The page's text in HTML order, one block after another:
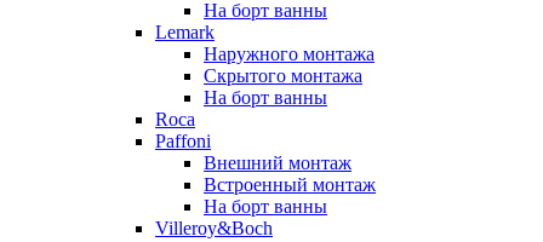
На борт ванны
Lemark
Наружного монтажа
Скрытого монтажа
На борт ванны
Roca
Paffoni
Внешний монтаж
Встроенный монтаж
На борт ванны
Villeroy&Boch